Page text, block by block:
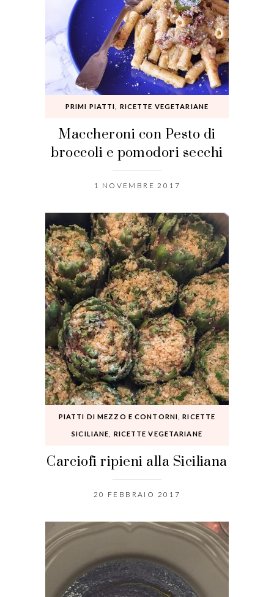
PRIMI PIATTI RICETTE VEGETARIANE
Maccheroni con Pesto di
broccoli e pomodori secchi
1 NOVEMBRE 2017
PIATTI DI MEZZO E CONTORNI ,RICETTE
SICILIANE RICETTE VEGETARIANE
Carciofi ripieni alla Siciliana
20 FEBBRAIO 2017